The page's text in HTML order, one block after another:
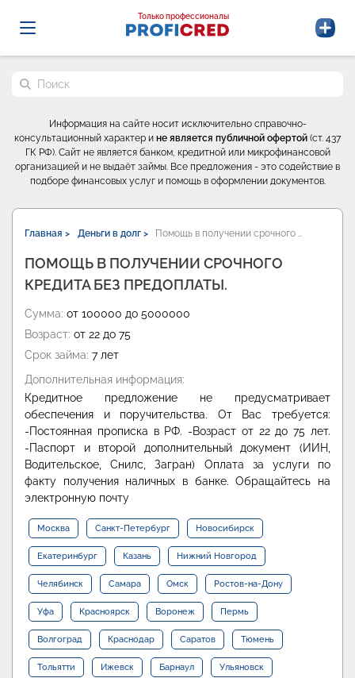
Probrokery - Только профессионалы
Только профессионалы
Поиск по сайту
Информация на сайте носит исключительно справочно-
консультационный характер и не является публичной офертой (ст. 437
ГК РФ). Сайт не является банком, кредитной или микрофинансовой
организацией и не выдаёт займы. Все предложения - это содействие в
подборе финансовых услуг и помощь в оформлении документов.
Главная > Деньги в долг > Помощь в получении срочного …
ПОМОЩЬ В ПОЛУЧЕНИИ СРОЧНОГО
КРЕДИТА БЕЗ ПРЕДОПЛАТЫ.
Сумма: от 100000 до 5000000
Возраст: от 22 до 75
Срок займа: 7 лет
Дополнительная информация:
Кредитное предложение не предусматривает
обеспечения и поручительства. От Вас требуется:
-Постоянная прописка в РФ. -Возраст от 22 до 75 лет.
-Паспорт и второй дополнительный документ (ИИН,
Водительское, Снилс, Загран) Оплата за услуги по
факту получения наличных в банке. Обращайтесь на
электронную почту
Москва Санкт-Петербург Новосибирск
Екатеринбург Казань Нижний Новгород
Челябинск Самара Омск Ростов-на-Дону
Уфа Красноярск Воронеж Пермь
Волгоград Краснодар Саратов Тюмень
Тольятти Ижевск Барнаул Ульяновск